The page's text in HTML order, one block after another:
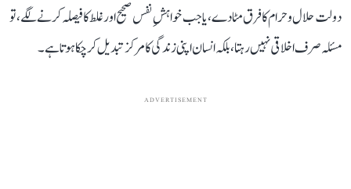
دولت حلال و حرام کا فرق مٹا دے، یا جب خواہشِ نفس صحیح اور غلط کا فیصلہ کرنے لگے، تو
مسئلہ صرف اخلاقی نہیں رہتا، بلکہ انسان اپنی زندگی کا مرکز تبدیل کر چکا ہوتا ہے۔
ADVERTISEMENT